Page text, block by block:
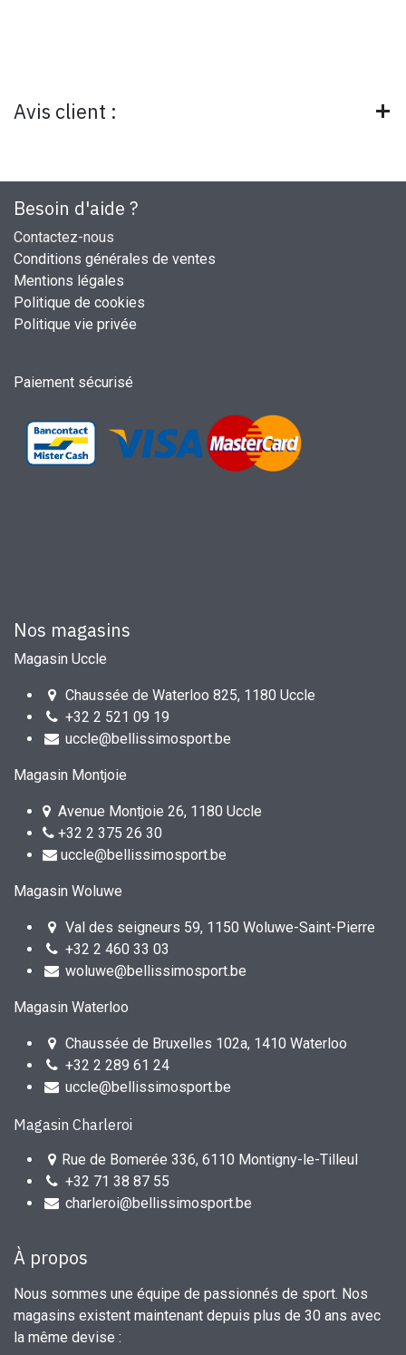
Avis client :
Besoin d'aide ?
Contactez-nous
Conditions générales de ventes
Mentions légales
Politique de cookies
Politique vie privée
Paiement sécurisé
Nos magasins
Magasin Uccle
Chaussée de Waterloo 825, 1180 Uccle
+32 2 521 09 19
uccle@bellissimosport.be
Magasin Montjoie
Avenue Montjoie 26, 1180 Uccle
+32 2 375 26 30
uccle@bellissimosport.be
Magasin Woluwe
Val des seigneurs 59, 1150 Woluwe-Saint-Pierre
+32 2 460 33 03
woluwe@bellissimosport.be
Magasin Waterloo
Chaussée de Bruxelles 102a, 1410 Waterloo
+32 2 289 61 24
uccle@bellissimosport.be
Magasin Charleroi
Rue de Bomerée 336, 6110 Montigny-le-Tilleul
+32 71 38 87 55
charleroi@bellissimosport.be
À propos
Nous sommes une équipe de passionnés de sport. Nos
magasins existent maintenant depuis plus de 30 ans avec
la même devise :